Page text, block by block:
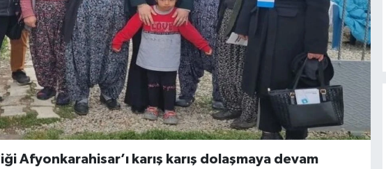
Afyonkarahisar’ı karış karış dolaşmaya devam